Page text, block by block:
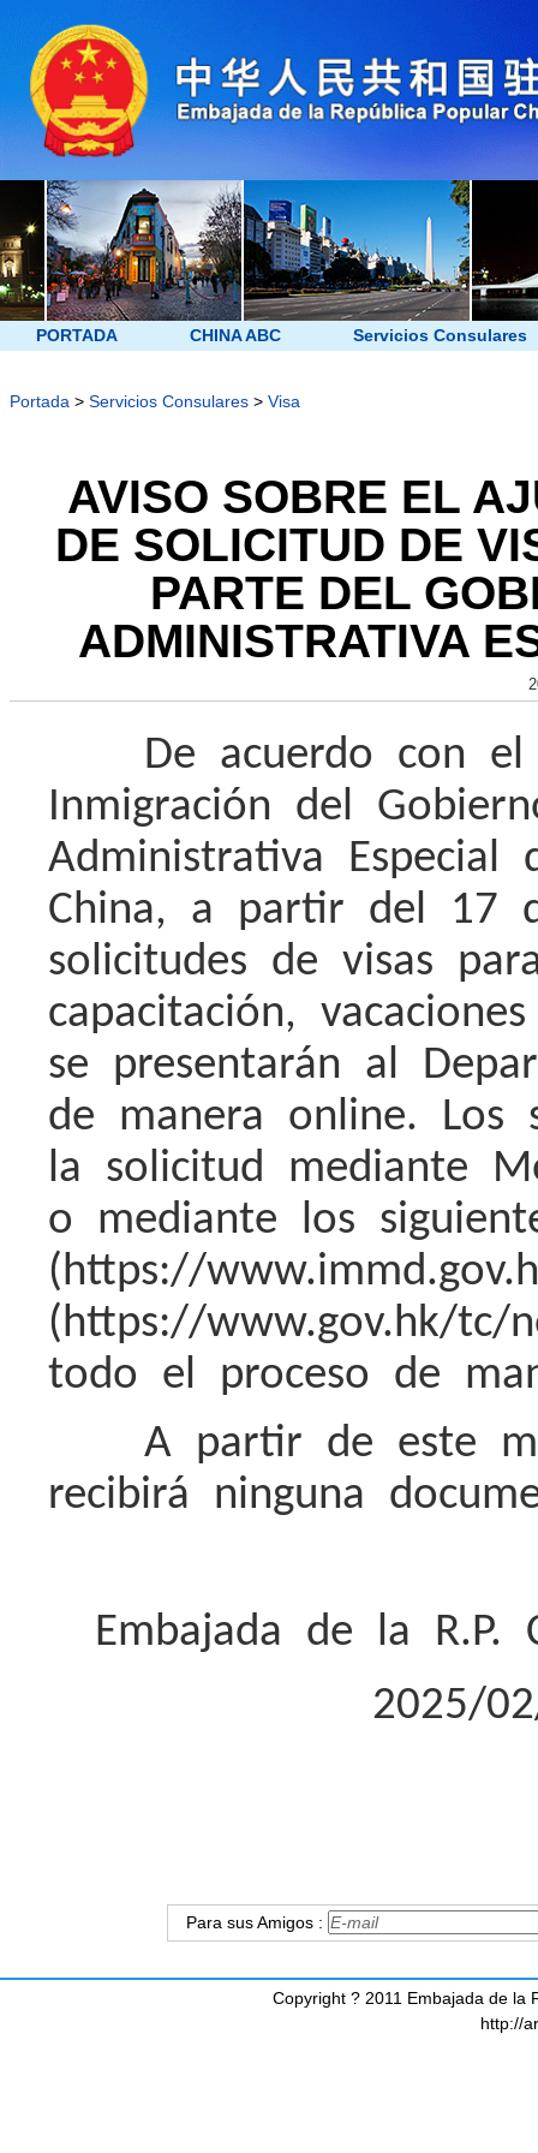
PORTADA CHINA ABC Servicios Consulares
Portada > Servicios Consulares > Visa
AVISO SOBRE EL
DE SOLICITUD DE
PARTE DEL
ADMINISTRATIVA
De acuerdo con el
Inmigración del
Administrativa
China, a partir del 17
solicitudes de visas
capacitación,
se presentarán al
de manera online. Los
la solicitud mediante
o mediante los
(https://
(https://www.gov.hk/tc/
todo el proceso de
A partir de este
recibirá ninguna
Embajada de la R.P.
2025/
Para sus Amigos :
Copyright ? 2011 Embajada de la
http://